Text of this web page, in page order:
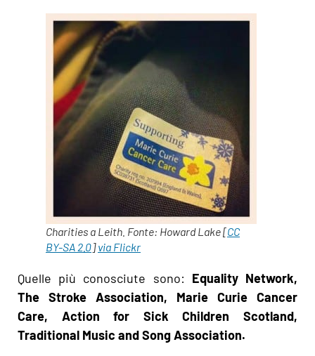
Charities a Leith. Fonte: Howard Lake [CC
BY-SA 2.0]via Flickr
Quelle più conosciute sono: Equality Network,
The Stroke Association, Marie Curie Cancer
Care, Action for Sick Children Scotland,
Traditional Music and Song Association.